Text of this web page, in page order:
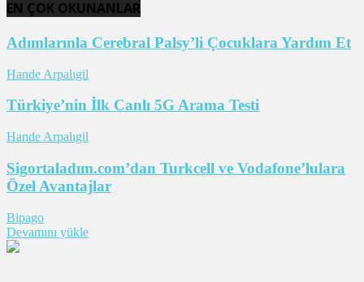
EN ÇOK OKUNANLAR
Adımlarınla Cerebral Palsy’li Çocuklara Yardım Et
Hande Arpalıgil
Türkiye’nin İlk Canlı 5G Arama Testi
Hande Arpalıgil
Sigortaladım.com’dan Turkcell ve Vodafone’lulara
Özel Avantajlar
Bipago
Devamını yükle